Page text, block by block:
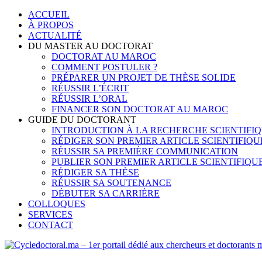
Skip
content
ACCUEIL
À PROPOS
ACTUALITÉ
DU MASTER AU DOCTORAT
DOCTORAT AU MAROC
COMMENT POSTULER ?
PRÉPARER UN PROJET DE THÈSE SOLIDE
RÉUSSIR L’ÉCRIT
RÉUSSIR L’ORAL
FINANCER SON DOCTORAT AU MAROC
GUIDE DU DOCTORANT
INTRODUCTION À LA RECHERCHE
RÉDIGER SON PREMIER ARTICLE
RÉUSSIR SA PREMIÈRE COMMUNICATION
PUBLIER SON PREMIER ARTICLE
RÉDIGER SA THÈSE
RÉUSSIR SA SOUTENANCE
DÉBUTER SA CARRIÈRE
COLLOQUES
SERVICES
CONTACT